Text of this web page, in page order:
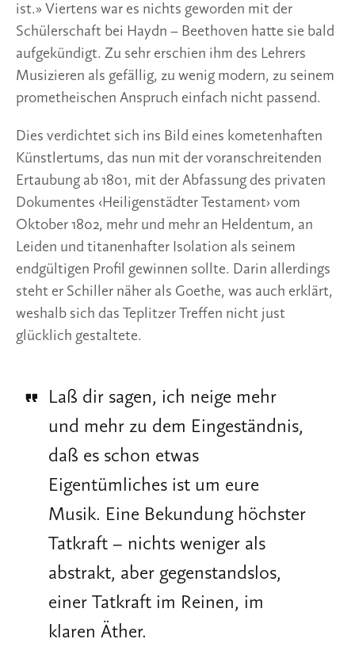
ist.» Viertens war es nichts geworden mit der
Schülerschaft bei Haydn – Beethoven hatte sie bald
aufgekündigt. Zu sehr erschien ihm des Lehrers
Musizieren als gefällig, zu wenig modern, zu seinem
prometheischen Anspruch einfach nicht passend.
Dies verdichtet sich ins Bild eines kometenhaften
Künstlertums, das nun mit der voranschreitenden
Ertaubung ab 1801, mit der Abfassung des privaten
Dokumentes ‹Heiligenstädter Testament› vom
Oktober 1802, mehr und mehr an Heldentum, an
Leiden und titanenhafter Isolation als seinem
endgültigen Profil gewinnen sollte. Darin allerdings
steht er Schiller näher als Goethe, was auch erklärt,
weshalb sich das Teplitzer Treffen nicht just
glücklich gestaltete.
Laß dir sagen, ich neige mehr
und mehr zu dem Eingeständnis,
daß es schon etwas
Eigentümliches ist um eure
Musik. Eine Bekundung höchster
Tatkraft – nichts weniger als
abstrakt, aber gegenstandslos,
einer Tatkraft im Reinen, im
klaren Äther.